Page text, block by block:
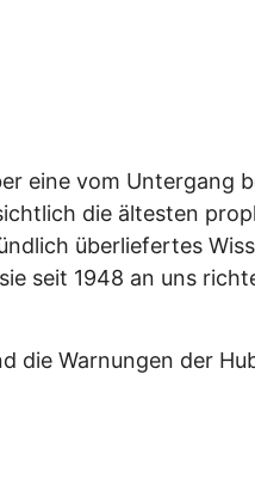
eine vom Untergang
die ältesten
überliefertes
seit 1948 an uns
die Warnungen der